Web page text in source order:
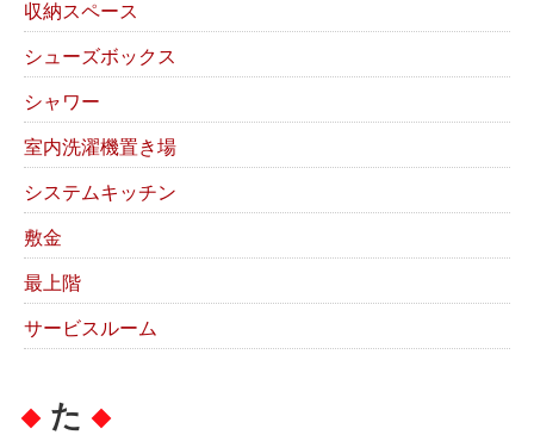
収納スペース
シューズボックス
シャワー
室内洗濯機置き場
システムキッチン
敷金
最上階
サービスルーム
た